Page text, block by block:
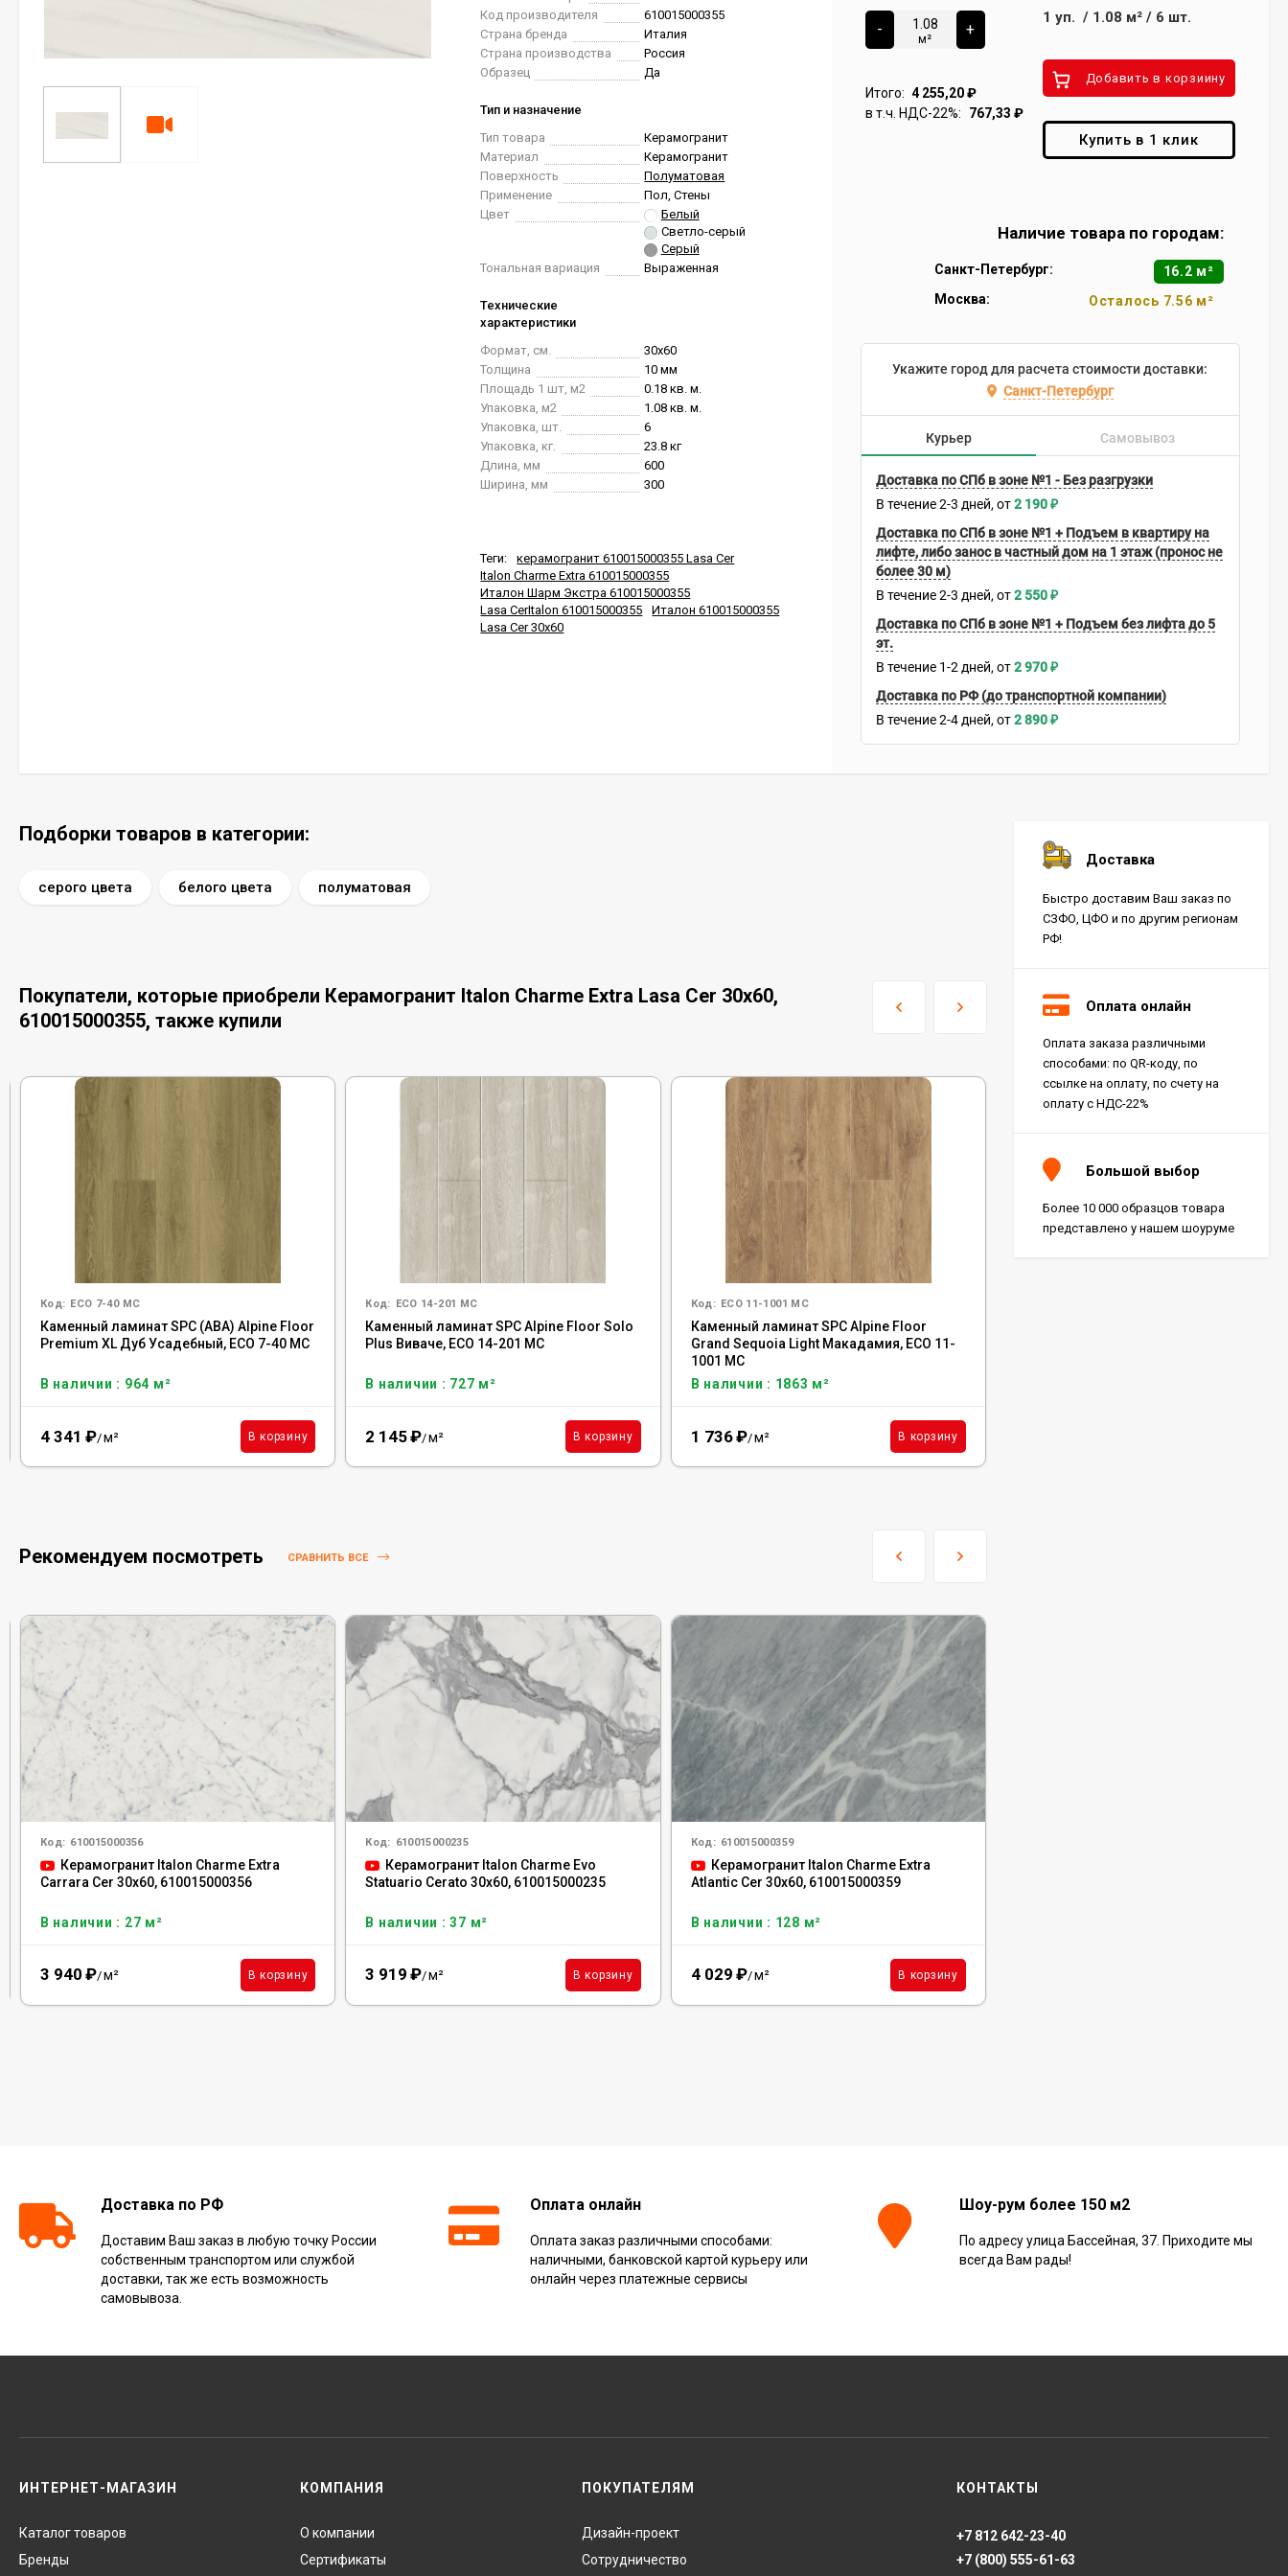
Код производителя
610015000355
Страна бренда
Италия
Страна производства
Россия
Образец
Да
Тип и назначение
Тип товара
Керамогранит
Материал
Керамогранит
Поверхность
Полуматовая
Применение
Пол, Стены
Цвет
Белый
Светло-серый
Серый
Тональная вариация
Выраженная
Технические
характеристики
Формат, см.
30x60
Толщина
10 мм
Площадь 1 шт, м2
0.18 кв. м.
Упаковка, м2
1.08 кв. м.
Упаковка, шт.
6
Упаковка, кг.
23.8 кг
Длина, мм
600
Ширина, мм
300
Теги:
керамогранит 610015000355 Lasa Cer
Italon Charme Extra 610015000355
Италон Шарм Экстра 610015000355
Lasa CerItalon 610015000355
Италон 610015000355
Lasa Cer 30x60
-
м²
+
Итого: 4 255,20₽
в т.ч. НДС-22%:
767,33 ₽
1 уп. / 1.08 м²/ 6 шт.
Добавить в корзиину
Купить в 1 клик
Наличие товара по городам:
Санкт-Петербург:
16.2 м²
Москва:
Осталось 7.56 м²
Укажите город для расчета стоимости доставки:
Санкт-Петербург
Курьер Самовывоз
Доставка по СПб в зоне №1 - Без разгрузки
В течение 2-3 дней 2 190₽
Доставка по СПб в зоне №1 + Подъем в квартиру на
лифте, либо занос в частный дом на 1 этаж (пронос не
более 30 м)
В течение 2-3 дней 2 550₽
Доставка по СПб в зоне №1 + Подъем без лифта до 5
эт.
В течение 1-2 дней 2 970₽
Доставка по РФ (до транспортной компании)
В течение 2-4 дней 2 890₽
Подборки товаров в категории:
серого цвета белого цвета полуматовая
Покупатели, которые приобрели Керамогранит Italon Charme Extra Lasa Cer 30x60,
610015000355, также купили
Код: ECO 7-40 MC
Каменный ламинат SPC (ABA) Alpine Floor
Premium XL Дуб Усадебный, ECO 7-40 MC
В наличии : 964 м²
4 341 ₽/м² В корзину
Код: ECO 14-201 MC
Каменный ламинат SPC Alpine Floor Solo
Plus Виваче, ЕСО 14-201 MC
В наличии : 727 м²
2 145₽/м² В корзину
Код: ECO 11-1001 MC
Каменный ламинат SPC Alpine Floor
Grand Sequoia Light Макадамия, ЕСО 11-
1001 MC
В наличии : 1863 м²
1 736₽/м² В корзину
Рекомендуем посмотреть СРАВНИТЬ ВСЕ
Код: 610015000356
Керамогранит Italon Charme Extra
Carrara Cer 30x60, 610015000356
В наличии : 27 м²
3 940 ₽/м² В корзину
Код: 610015000235
Керамогранит Italon Charme Evo
Statuario Cerato 30x60, 610015000235
В наличии : 37 м²
3 919 ₽/м² В корзину
Код: 610015000359
Керамогранит Italon Charme Extra
Atlantic Cer 30x60, 610015000359
В наличии : 128 м²
4 029 ₽/м² В корзину
Доставка
Быстро доставим Ваш заказ по
СЗФО, ЦФО и по другим регионам
РФ!
Оплата онлайн
Оплата заказа различными
способами: по QR-коду, по
ссылке на оплату, по счету на
оплату с НДС-22%
Большой выбор
Более 10 000 образцов товара
представлено у нашем шоуруме
Доставка по РФ
Доставим Ваш заказ в любую точку России
собственным транспортом или службой
доставки, так же есть возможность
самовывоза.
Оплата онлайн
Оплата заказ различными способами:
наличными, банковской картой курьеру или
онлайн через платежные сервисы
Шоу-рум более 150 м2
По адресу улица Бассейная, 37. Приходите мы
всегда Вам рады!
ИНТЕРНЕТ-МАГАЗИН
Каталог товаров
Бренды
КОМПАНИЯ
О компании
Сертификаты
ПОКУПАТЕЛЯМ
Дизайн-проект
Сотрудничество
КОНТАКТЫ
+7 812 642-23-40
+7 (800) 555-61-63